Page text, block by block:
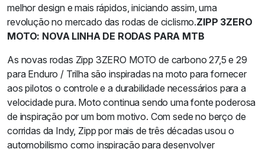
melhor design e mais rápidos, iniciando assim, uma
revolução no mercado das rodas de ciclismo.ZIPP 3ZERO
MOTO: NOVA LINHA DE RODAS PARA MTB
As novas rodas Zipp 3ZERO MOTO de carbono 27,5 e 29
para Enduro / Trilha são inspiradas na moto para fornecer
aos pilotos o controle e a durabilidade necessários para a
velocidade pura. Moto continua sendo uma fonte poderosa
de inspiração por um bom motivo. Com sede no berço de
corridas da Indy, Zipp por mais de três décadas usou o
automobilismo como inspiração para desenvolver